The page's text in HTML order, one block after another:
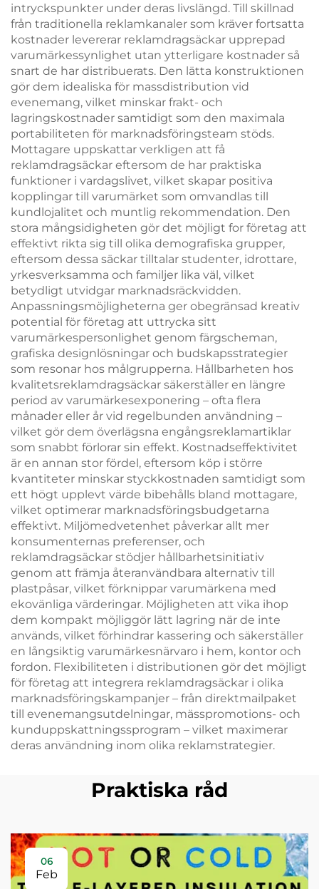
intryckspunkter under deras livslängd. Till skillnad
från traditionella reklamkanaler som kräver fortsatta
kostnader levererar reklamdragsäckar upprepad
varumärkessynlighet utan ytterligare kostnader så
snart de har distribuerats. Den lätta konstruktionen
gör dem idealiska för massdistribution vid
evenemang, vilket minskar frakt- och
lagringskostnader samtidigt som den maximala
portabiliteten för marknadsföringsteam stöds.
Mottagare uppskattar verkligen att få
reklamdragsäckar eftersom de har praktiska
funktioner i vardagslivet, vilket skapar positiva
kopplingar till varumärket som omvandlas till
kundlojalitet och muntlig rekommendation. Den
stora mångsidigheten gör det möjligt for företag att
effektivt rikta sig till olika demografiska grupper,
eftersom dessa säckar tilltalar studenter, idrottare,
yrkesverksamma och familjer lika väl, vilket
betydligt utvidgar marknadsräckvidden.
Anpassningsmöjligheterna ger obegränsad kreativ
potential för företag att uttrycka sitt
varumärkespersonlighet genom färgscheman,
grafiska designlösningar och budskapsstrategier
som resonar hos målgrupperna. Hållbarheten hos
kvalitetsreklamdragsäckar säkerställer en längre
period av varumärkesexponering – ofta flera
månader eller år vid regelbunden användning –
vilket gör dem överlägsna engångsreklamartiklar
som snabbt förlorar sin effekt. Kostnadseffektivitet
är en annan stor fördel, eftersom köp i större
kvantiteter minskar styckkostnaden samtidigt som
ett högt upplevt värde bibehålls bland mottagare,
vilket optimerar marknadsföringsbudgetarna
effektivt. Miljömedvetenhet påverkar allt mer
konsumenternas preferenser, och
reklamdragsäckar stödjer hållbarhetsinitiativ
genom att främja återanvändbara alternativ till
plastpåsar, vilket förknippar varumärkena med
ekovänliga värderingar. Möjligheten att vika ihop
dem kompakt möjliggör lätt lagring när de inte
används, vilket förhindrar kassering och säkerställer
en långsiktig varumärkesnärvaro i hem, kontor och
fordon. Flexibiliteten i distributionen gör det möjligt
för företag att integrera reklamdragsäckar i olika
marknadsföringskampanjer – från direktmailpaket
till evenemangsutdelningar, mässpromotions- och
kunduppskattningssprogram – vilket maximerar
deras användning inom olika reklamstrategier.
Praktiska råd
06
Feb